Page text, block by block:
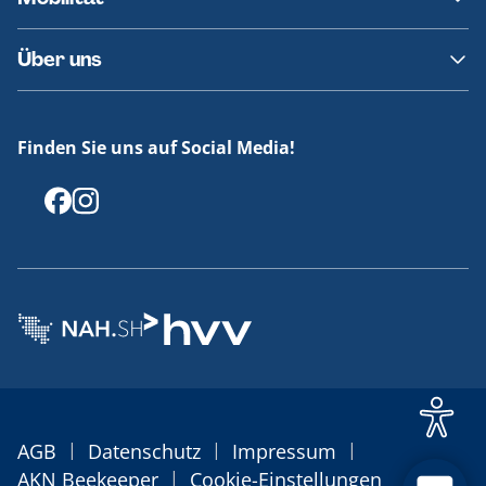
Fundsachen
Häufige Fragen
Barrierefreies Reisen
Erklärung Barrierefreiheit
Über uns
Offenlegungen
Finden Sie uns auf Social Media!
AGB | Datenschutz | Impressum |
AKN Beekeeper | Cookie-Einstellungen